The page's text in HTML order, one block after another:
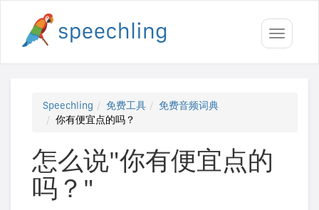
Toggle
Speechling 免费工具
免费音频词典
你有便宜点的吗？
怎么说"你有便宜点的
吗？"